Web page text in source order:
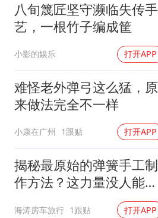
八旬篾匠坚守濒临失传手
艺，一根竹子编成筐
小影的娱乐 打开APP
难怪老外弹弓这么猛，原
来做法完全不一样
小康在广州 1跟贴 打开APP
揭秘最原始的弹簧手工制
作方法？这力量没人能做
海涛房车旅行 1跟贴 打开APP